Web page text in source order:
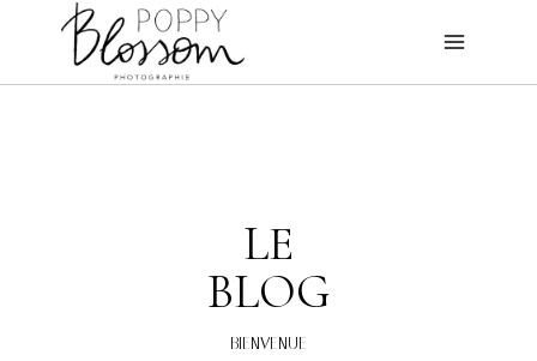
contenu
LE
BLOG
BIENVENUE